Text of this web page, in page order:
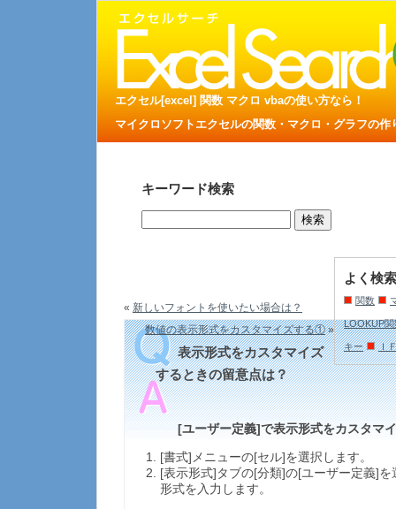
エクセル[excel] 関数 マクロ vbaの使い方なら！
マイクロソフトエクセルの関数・マクロ・グラフの
キーワード検索
よく検
関数
LOOKUP関
キー Ｉ
« 新しいフォントを使いたい場合は？
数値の表示形式をカスタマイズする①»
表示形式をカスタマイズ
するときの留意点は？
[ユーザー定義]で表示形式をカスタマ
[書式]メニューの[セル]を選択します。
[表示形式]タブの[分類]の[ユーザー定義]
形式を入力します。